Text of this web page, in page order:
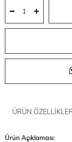
ÜRÜN
Ürün Açıklaması: